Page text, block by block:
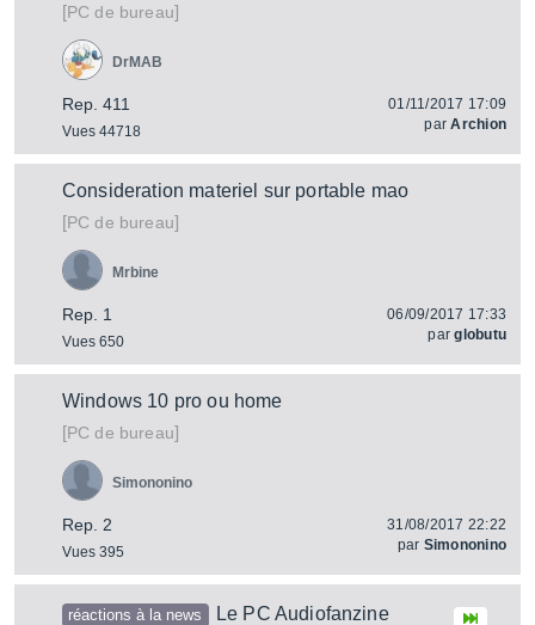
[PC de bureau]
Rep. 411
Vues 44718
DrMAB
01/11/2017 17:09
parArchion
Consideration materiel sur portable mao
[PC de bureau]
Rep. 1
Vues 650
Mrbine
06/09/2017 17:33
parglobutu
Windows 10 pro ou home
[PC de bureau]
Rep. 2
Vues 395
Simononino
31/08/2017 22:22
par Simononino
réactions à la news
Le PC Audiofanzine